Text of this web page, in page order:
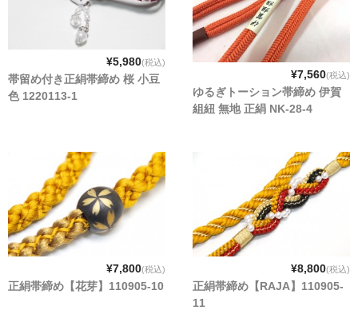
¥5,980(税込)
帯留め付き正絹帯締め 桜 小豆
色 1220113-1
¥7,560(税込)
ゆるぎトーション帯締め 伊賀
組紐 無地 正絹 NK-28-4
¥7,800(税込)
正絹帯締め【花芽】110905-10
¥8,800(税込)
正絹帯締め【RAJA】110905-
11